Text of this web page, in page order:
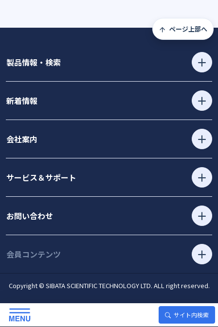
サイト内検索
ページ上部へ
製品情報・検索
新着情報
会社案内
サービス＆サポート
お問い合わせ
会員コンテンツ
Copyright © SIBATA SCIENTIFIC TECHNOLOGY LTD. ALL right reserved.